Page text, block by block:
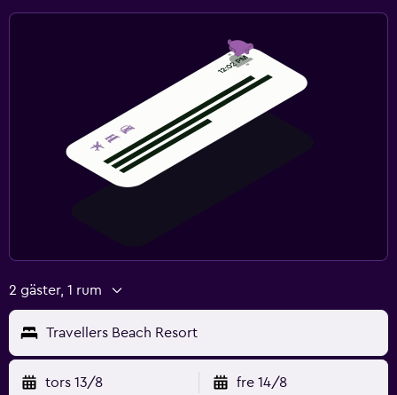
Tvätt-/kemtvättsservice
Strykjärn och strykbräda
Familjevänligt
Barnsängar tillgängliga
Poolleksaker
2 gäster, 1 rum
Travellers Beach Resort
tors 13/8 fre 14/8